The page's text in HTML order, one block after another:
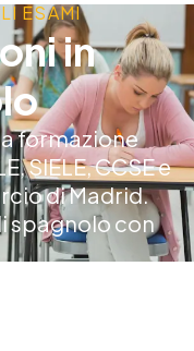
ESAMI
in
formazione
SIELE, CCSE e
di Madrid.
spagnolo con